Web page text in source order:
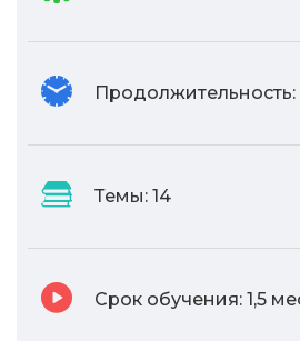
Продолжительность:
Темы: 14
Срок обучения: 1,5